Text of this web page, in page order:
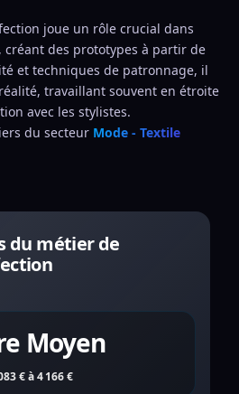
joue un rôle crucial dans
des prototypes à partir de
et techniques de patronnage, il
travaillant souvent en étroite
avec les stylistes.
du secteur Mode - Textile
du métier de
Moyen
€ à 4 166 €